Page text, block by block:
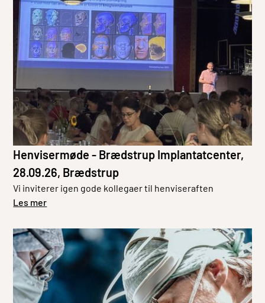
Henvisermøde - Brædstrup Implantatcenter,
28.09.26, Brædstrup
Vi inviterer igen gode kollegaer til henviseraften
Les mer